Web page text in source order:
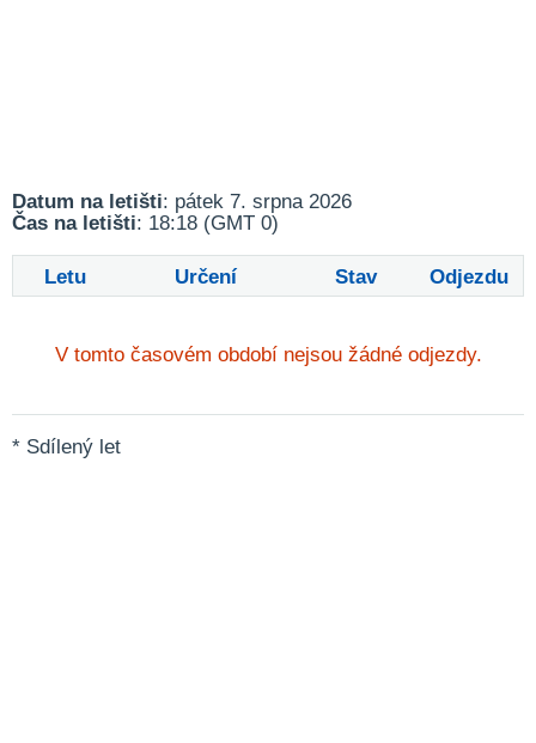
Datum na letišti: pátek 7. srpna 2026
Čas na letišti: 18:18 (GMT 0)
Letu Určení Stav Odjezdu
V tomto časovém období nejsou žádné odjezdy.
* Sdílený let